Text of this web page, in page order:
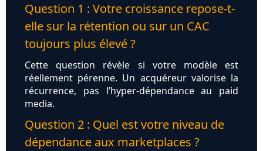
Question 1 : Votre croissance repose-t-
elle sur la rétention ou sur un CAC
toujours plus élevé ?
Cette question révèle si votre modèle est
réellement pérenne. Un acquéreur valorise la
récurrence, pas l’hyper‑dépendance au paid
media.
Question 2 : Quel est votre niveau de
dépendance aux marketplaces ?